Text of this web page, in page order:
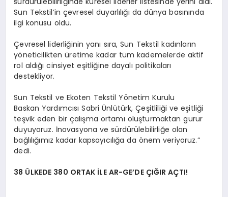
Sun Tekstil’in çevresel duyarlılığı da dünya basınında
ilgi konusu oldu.
Çevresel liderliğinin yanı sıra, Sun Tekstil kadınların
yöneticilikten üretime kadar tüm kademelerde aktif
rol aldığı cinsiyet eşitliğine dayalı politikaları
destekliyor.
Sun Tekstil ve Ekoten Tekstil Yönetim Kurulu
Baskan Yardımcısı Sabri Ünlütürk, Çeşitliliği ve eşitliği
teşvik eden bir çalışma ortamı oluşturmaktan gurur
duyuyoruz. İnovasyona ve sürdürülebilirliğe olan
bağlılığımız kadar kapsayıcılığa da önem veriyoruz.”
dedi.
38 ÜLKEDE 380 ORTAK İLE AR-GE’DE ÇIĞIR AÇTI!